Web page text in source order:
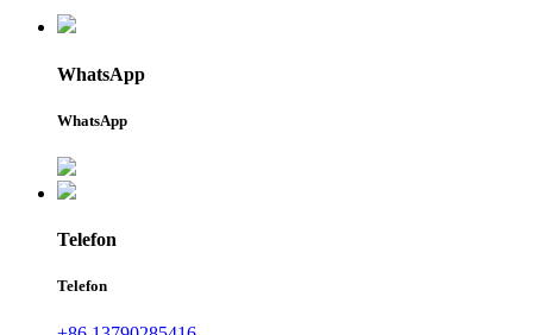
WhatsApp
WhatsApp
Telefon
Telefon